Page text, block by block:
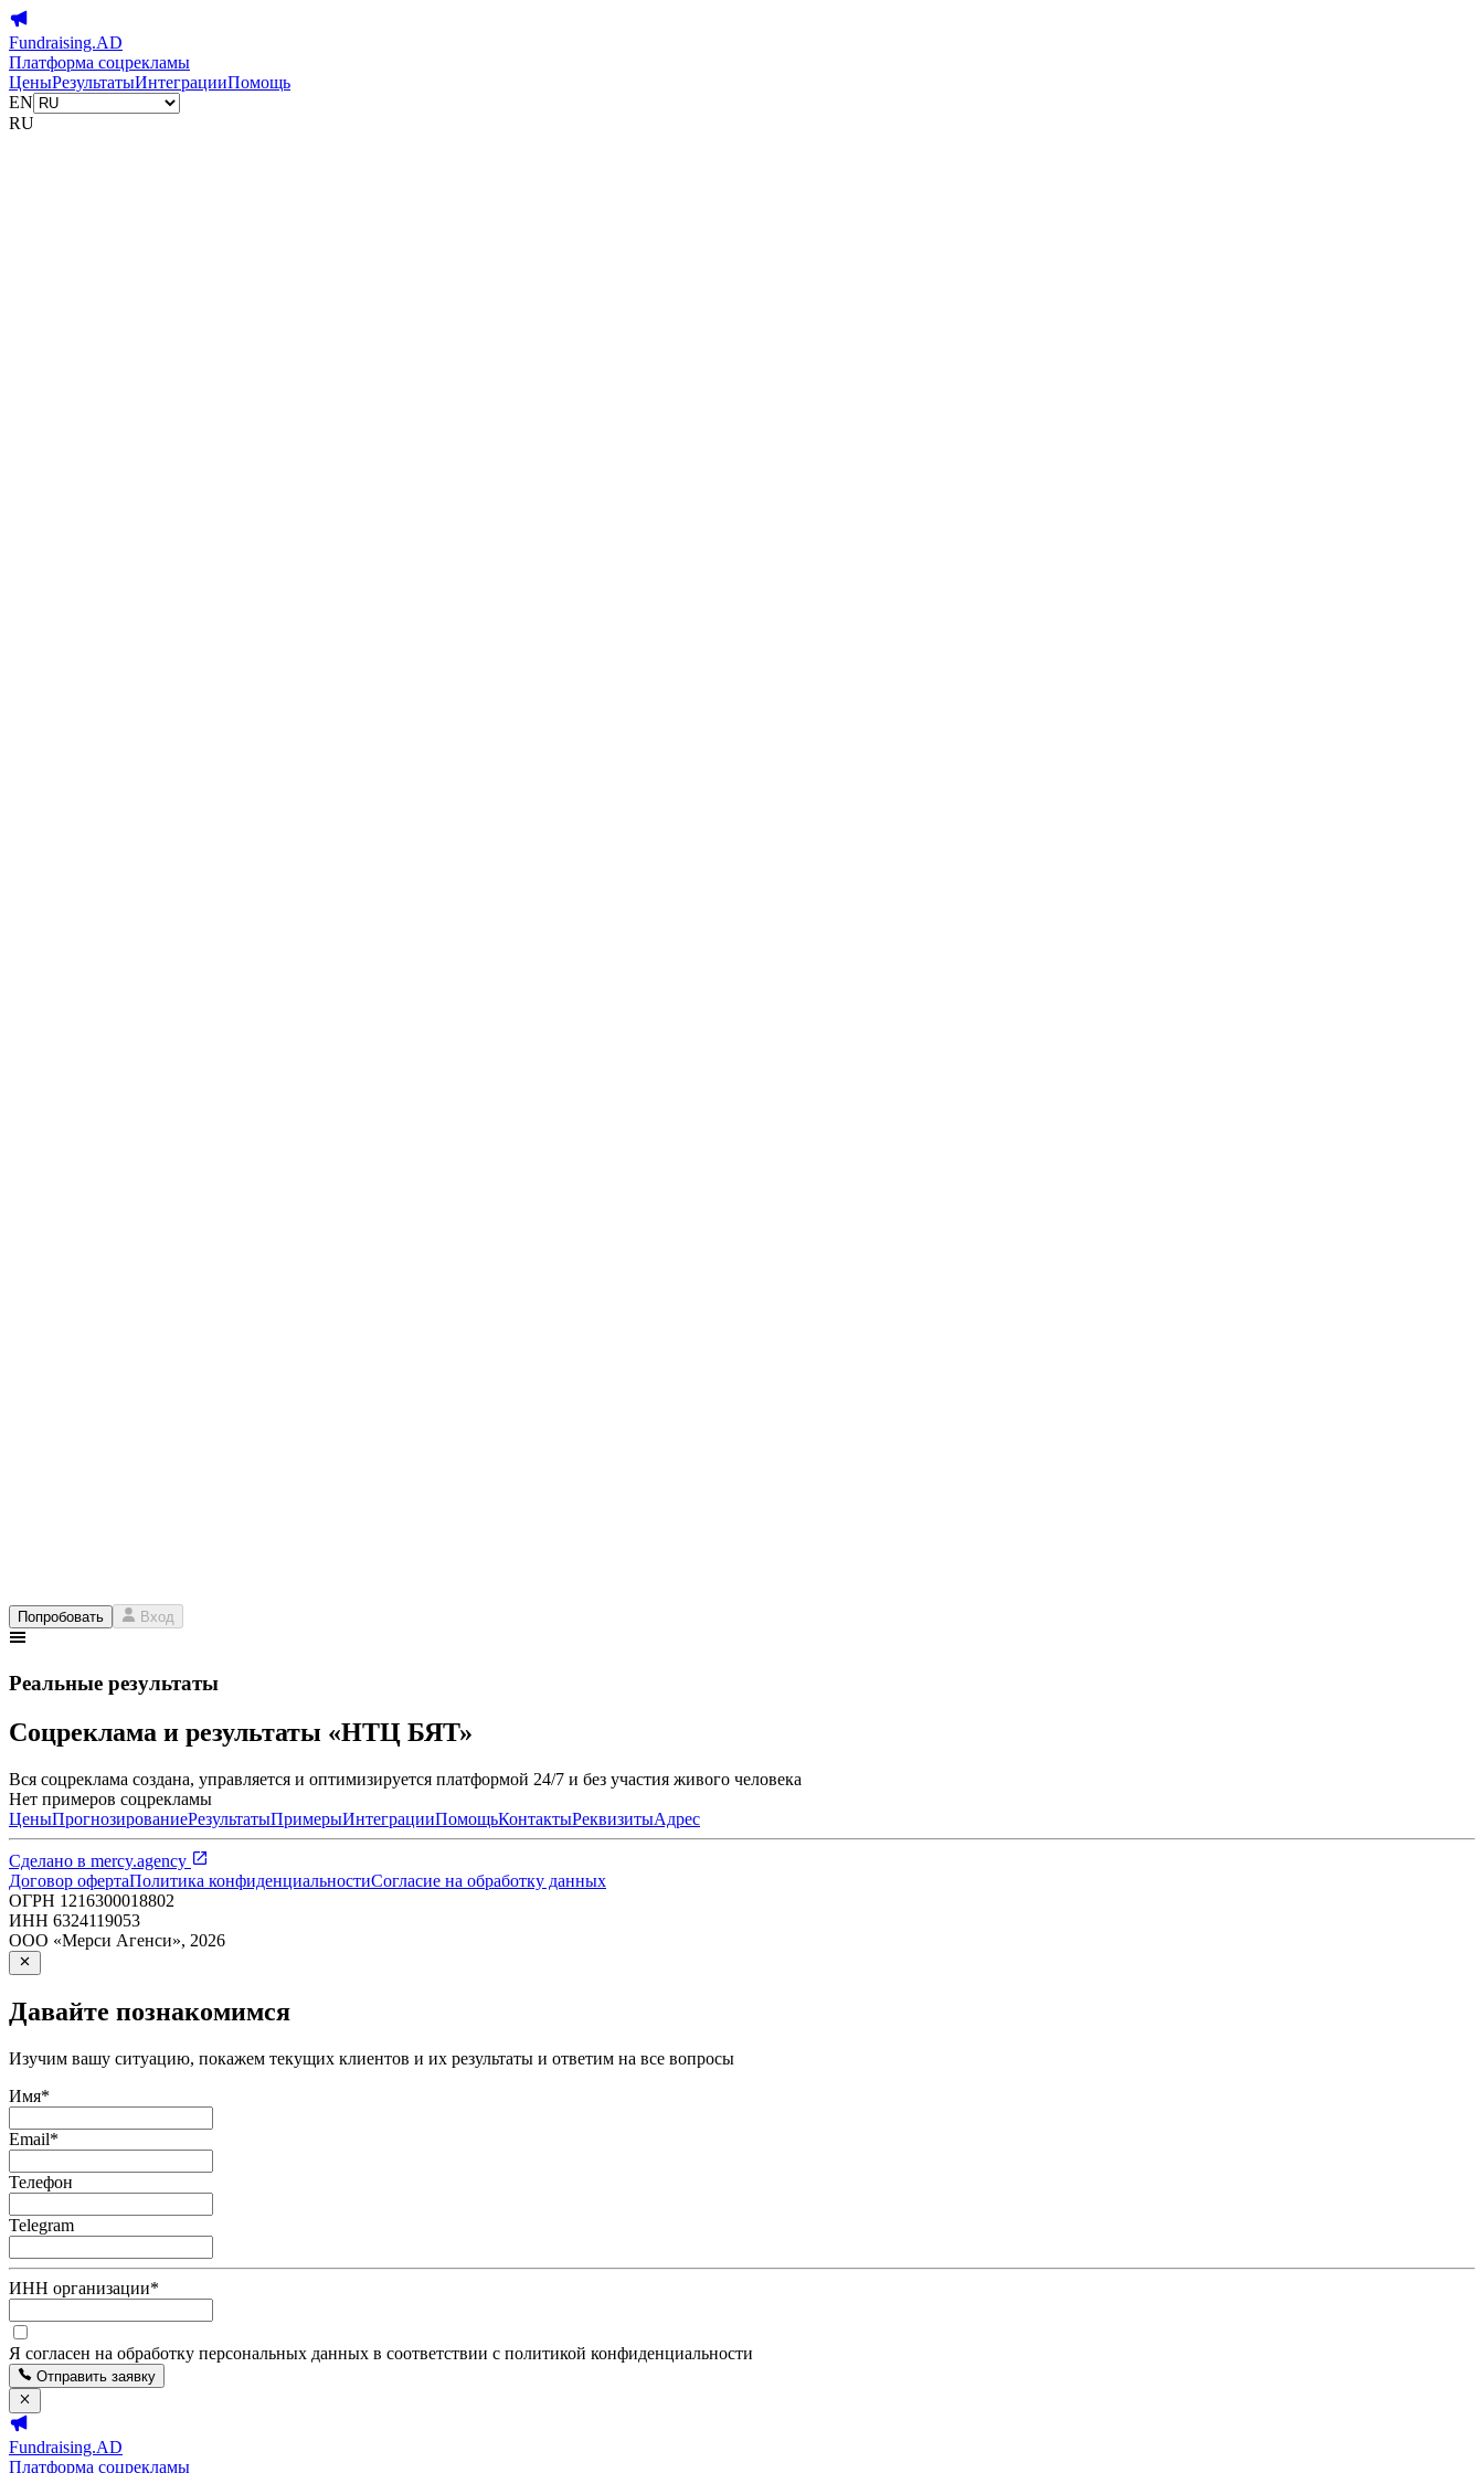
Fundraising.AD
Платформа соцрекламы
ЦеныРезультатыИнтеграцииПомощь
EN
RU
Попробовать Вход
Реальные результаты
Соцреклама и результаты «НТЦ БЯТ»
Вся соцреклама создана, управляется и оптимизируется платформой 24/7 и без участия живого человека
Нет примеров соцрекламы
ЦеныПрогнозированиеРезультатыПримерыИнтеграцииПомощьКонтактыРеквизитыАдрес
Сделано в mercy.agency
Договор офертаПолитика конфиденциальностиСогласие на обработку данных
ОГРН 1216300018802
ИНН 6324119053
ООО «Мерси Агенси», 2026
Давайте познакомимся
Изучим вашу ситуацию, покажем текущих клиентов и их результаты и ответим на все вопросы
Имя*
Email*
Телефон
Telegram
ИНН организации*
Я согласен на обработку персональных данных в соответствии с политикой конфиденциальности
Отправить заявку
Fundraising.AD
Платформа соцрекламы